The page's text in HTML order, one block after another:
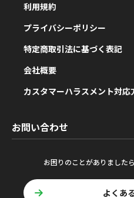
利用規約
プライバシーポリシー
特定商取引法に基づく表記
会社概要
カスタマーハラスメント対応
お問い合わせ
お困りのことがありました
よくあ